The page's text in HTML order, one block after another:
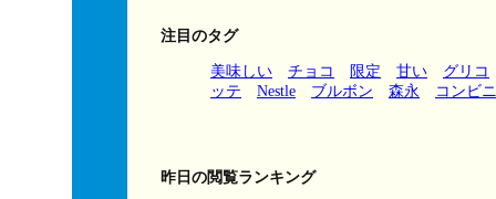
注目のタグ
美味しい チョコ 限定 甘い
グリコ
ッテ
Nestle ブルボン 森永 コンビニ
昨日の閲覧ランキング